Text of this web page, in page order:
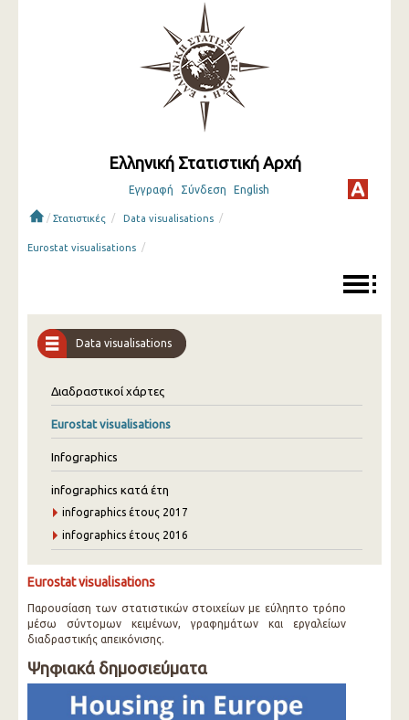
Ελληνική Στατιστική Αρχή
Εγγραφή Σύνδεση English
/ Στατιστικές / Data visualisations /
Eurostat visualisations /
Data visualisations
Διαδραστικοί χάρτες
Eurostat visualisations
Infographics
infographics κατά έτη
infographics έτους 2017
infographics έτους 2016
Eurostat visualisations
Παρουσίαση των στατιστικών στοιχείων με εύληπτο τρόπο
μέσω σύντομων κειμένων, γραφημάτων και εργαλείων
διαδραστικής απεικόνισης.
Ψηφιακά δημοσιεύματα